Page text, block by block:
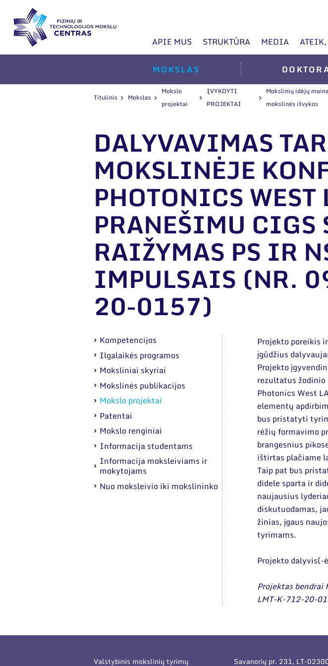
APIE MUS STRUKTŪRA MEDIA
MOKSLAS
Titulinis Mokslas
Mokslo
projektai
ĮVYKDYTI
PROJEKTAI
Mokslinių idėjų
mokslinės išvykos
DALYVAVIMAS
MOKSLINĖJE
PHOTONICS
PRANEŠIMU CIGS
RAIŽYMAS PS IR
IMPULSAIS (NR.
20-0157)
Kompetencijos
Ilgalaikės programos
Moksliniai skyriai
Mokslinės publikacijos
Mokslo projektai
Patentai
Mokslo renginiai
Informacija studentams
Informacija moksleiviams ir
mokytojams
Nuo moksleivio iki mokslininko
Projekto poreikis
įgūdžius
Projekto
rezultatus
Photonics West
elementų
bus pristatyti
rėžių formavimo
brangesnius
ištirtas plačiame
Taip pat bus
didele sparta ir
naujausius
diskutuodamas,
žinias, įgaus
tyrimams.
Projekto dalyvis(-
Projektas bendrai
LMT-K-712-20-
Valstybinis mokslinių tyrimų Savanorių pr. 231, LT-